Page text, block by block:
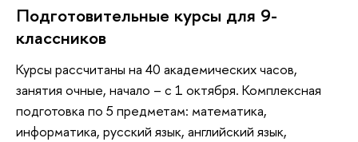
Подготовительные курсы для 9-
классников
Курсы рассчитаны на 40 академических часов,
занятия очные, начало – с 1 октября. Комплексная
подготовка по 5 предметам: математика,
информатика, русский язык, английский язык,